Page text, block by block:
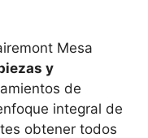
Mesa
y
de
integral de
obtener todos